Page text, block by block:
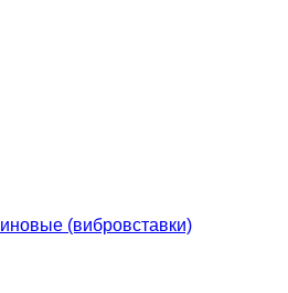
(вибровставки)